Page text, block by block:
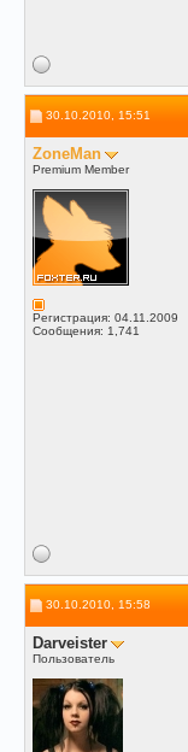
30.10.2010, 15:51
ZoneMan
Premium Member
Регистрация: 04.11.2009
Сообщения: 1,741
30.10.2010, 15:58
Darveister
Пользователь